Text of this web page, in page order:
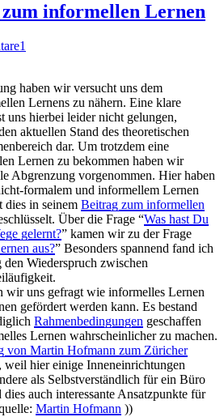
informellen Lernen
1
haben wir versucht uns dem
Lernens zu nähern. Eine klare
uns hierbei leider nicht gelungen,
aktuellen Stand des theoretischen
dar. Um trotzdem eine
Lernen zu bekommen haben wir
Abgrenzung vorgenommen. Hier haben
formalem und informellem Lernen
dies in seinem Beitrag zum informellen
Über die Frage “Was hast Du
gelernt?” kamen wir zu der Frage
aus?” Besonders spannend fand ich
Wiederspruch zwischen
wir uns gefragt wie informelles Lernen
gefördert werden kann. Es bestand
Rahmenbedingungen geschaffen
Lernen wahrscheinlicher zu machen.
von Martin Hofmann zum Züricher
weil hier einige Inneneinrichtungen
als Selbstverständlich für ein Büro
auch interessante Ansatzpunkte für
Martin Hofmann ))